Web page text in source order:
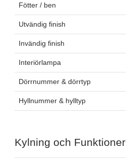
Fötter / ben
Utvändig finish
Invändig finish
Interiörlampa
Dörrnummer & dörrtyp
Hyllnummer & hylltyp
Kylning och Funktioner